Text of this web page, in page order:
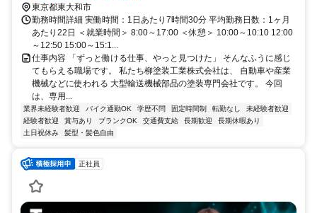
東京都東大和市
勤務時間詳細 実働時間：1日あたり7時間30分 平均勤務日数：1ヶ月
あたり22日 ＜就業時間＞ 8:00～17:00 ＜休憩＞ 10:00～10:10 12:00
～12:50 15:00～15:1...
仕事内容 「ずっと働ける仕事、やっと見つけた」 そんなふうに感じ
てもらえる職場です。 私たち柳塗装工業株式会社は、 自動車や産業
機械などに使われる 大型輸送機械部品の塗装専門会社です。 今回
は、専用...
業界未経験者歓迎 バイク通勤OK 学歴不問 固定時間制 転勤なし
未経験者歓迎
経験者歓迎
賞与あり ブランクOK 交通費支給 長期歓迎
長期休暇あり
土日祝休み
髪型・髪色自由
正社員